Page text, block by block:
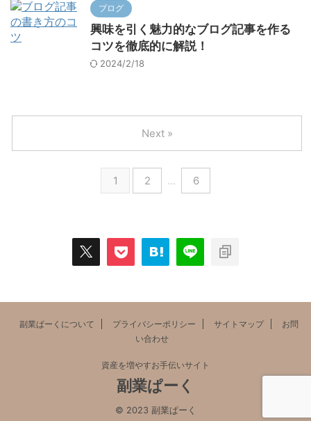
ブログ
興味を引く魅力的なブログ記事を作る
コツを徹底的に解説！
2024/2/18
1 2 … 6
Next »
副業ぱーくについて プライバシーポリシー サイトマップ
お問
い合わせ
資産を増やすお手伝いサイト
副業ぱーく
© 2023 副業ぱーく